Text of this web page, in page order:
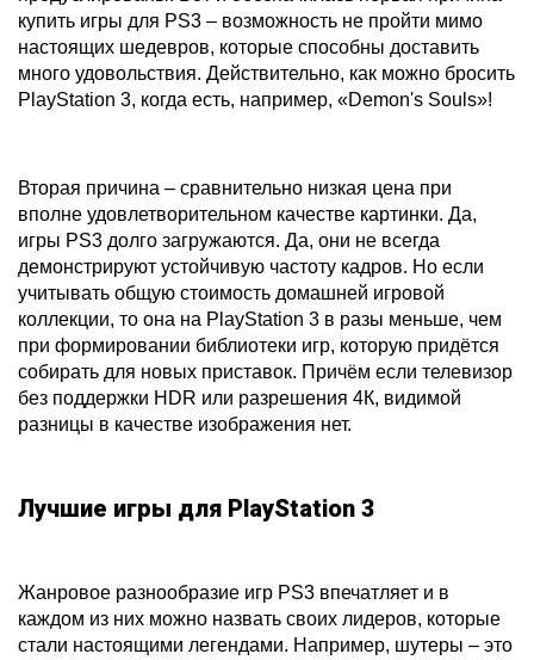
купить игры для PS3 – возможность не пройти мимо
настоящих шедевров, которые способны доставить
много удовольствия. Действительно, как можно бросить
PlayStation 3, когда есть, например, «Demon's Souls»!
Вторая причина – сравнительно низкая цена при
вполне удовлетворительном качестве картинки. Да,
игры PS3 долго загружаются. Да, они не всегда
демонстрируют устойчивую частоту кадров. Но если
учитывать общую стоимость домашней игровой
коллекции, то она на PlayStation 3 в разы меньше, чем
при формировании библиотеки игр, которую придётся
собирать для новых приставок. Причём если телевизор
без поддержки HDR или разрешения 4К, видимой
разницы в качестве изображения нет.
Лучшие игры для PlayStation 3
Жанровое разнообразие игр PS3 впечатляет и в
каждом из них можно назвать своих лидеров, которые
стали настоящими легендами. Например, шутеры – это